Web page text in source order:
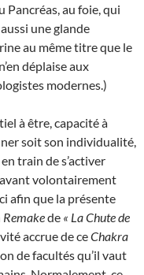
Pancréas, au foie, qui
une glande
au même titre que le
déplaise aux
modernes.)
à être, capacité à
soit son individualité,
train de s’activer
volontairement
afin que la présente
Remakede « La Chute de
accrue de ceChakra
de facultés qu’il vaut